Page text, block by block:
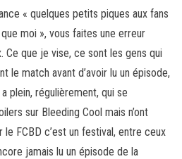
« quelques petits piques aux fans
moi », vous faites une erreur
Ce que je vise, ce sont les gens qui
le match avant d’avoir lu un épisode,
plein, régulièrement, qui se
sur Bleeding Cool mais n’ont
le FCBD c’est un festival, entre ceux
jamais lu un épisode de la